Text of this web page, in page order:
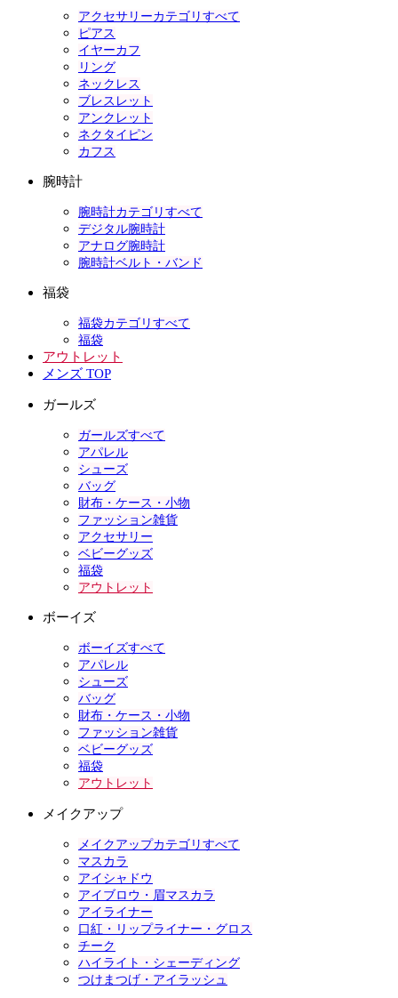
アクセサリーカテゴリすべて
ピアス
イヤーカフ
リング
ネックレス
ブレスレット
アンクレット
ネクタイピン
カフス
腕時計
腕時計カテゴリすべて
デジタル腕時計
アナログ腕時計
腕時計ベルト・バンド
福袋
福袋カテゴリすべて
福袋
アウトレット
メンズ TOP
ガールズ
ガールズすべて
アパレル
シューズ
バッグ
財布・ケース・小物
ファッション雑貨
アクセサリー
ベビーグッズ
福袋
アウトレット
ボーイズ
ボーイズすべて
アパレル
シューズ
バッグ
財布・ケース・小物
ファッション雑貨
ベビーグッズ
福袋
アウトレット
メイクアップ
メイクアップカテゴリすべて
マスカラ
アイシャドウ
アイブロウ・眉マスカラ
アイライナー
口紅・リップライナー・グロス
チーク
ハイライト・シェーディング
つけまつげ・アイラッシュ